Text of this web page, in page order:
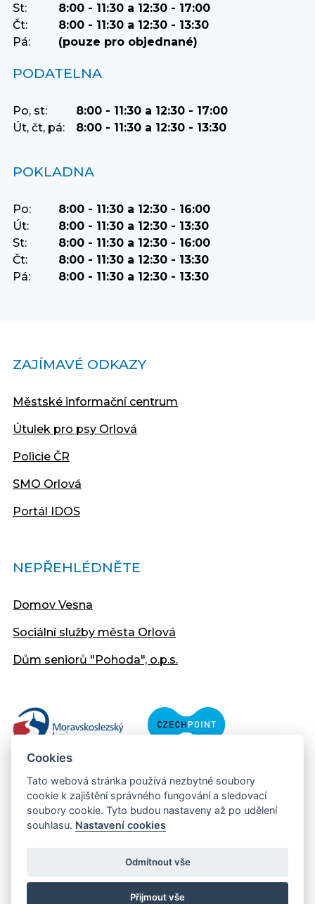
St:
8:00 - 11:30 a 12:30 - 17:00
Čt:
8:00 - 11:30 a 12:30 - 13:30
Pá:
(pouze pro objednané)
PODATELNA
Po, st:
8:00 - 11:30 a 12:30 - 17:00
Út, čt, pá:
8:00 - 11:30 a 12:30 - 13:30
POKLADNA
Po:
8:00 - 11:30 a 12:30 - 16:00
Út:
8:00 - 11:30 a 12:30 - 13:30
St:
8:00 - 11:30 a 12:30 - 16:00
Čt:
8:00 - 11:30 a 12:30 - 13:30
Pá:
8:00 - 11:30 a 12:30 - 13:30
ZAJÍMAVÉ ODKAZY
Městské informační centrum
Útulek pro psy Orlová
Policie ČR
SMO Orlová
Portál IDOS
NEPŘEHLÉDNĚTE
Domov Vesna
Sociální služby města Orlová
Dům seniorů "Pohoda", o.p.s.
Copyright © 2013 - 2026 Městský úřad Orlová
Cookies
Tato webová stránka používá nezbytné soubory
cookie k zajištění správného fungování a sledovací
soubory cookie. Tyto budou nastaveny až po udělení
souhlasu. Nastavení cookies
Odmítnout vše
Přijmout vše